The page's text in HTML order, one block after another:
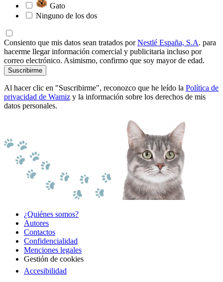
Gato
Ninguno de los dos
Consiento que mis datos sean tratados porNestlé España, S.A. para
hacerme llegar información comercial y publicitaria incluso por
correo electrónico. Asimismo, confirmo que soy mayor de edad.
Suscribirme
Al hacer clic en "Suscribirme", reconozco que he leído la Política de
privacidad de Wamiz y la información sobre los derechos de mis
datos personales.
¿Quiénes somos?
Autores
Contactos
Confidencialidad
Menciones legales
Gestión de cookies
Accesibilidad